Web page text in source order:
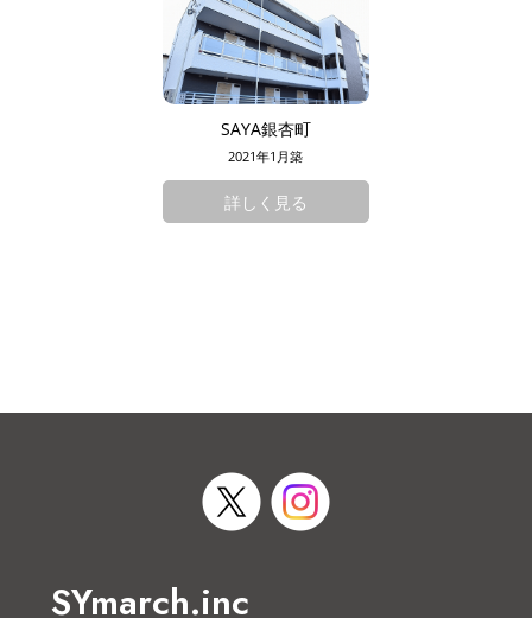
SAYA銀杏町
2021年1月築
詳しく見る
SYmarch.inc